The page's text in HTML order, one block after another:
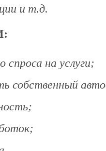
и т.д.
спроса на услуги;
собственный